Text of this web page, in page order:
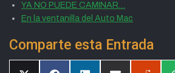
YA NO PUEDE CAMINAR…
En la ventanilla del Auto Mac
Comparte esta Entrada